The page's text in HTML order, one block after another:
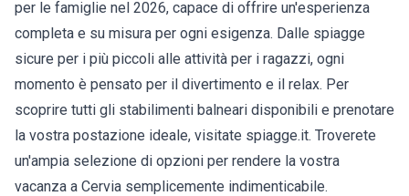
per le famiglie nel 2026, capace di offrire un'esperienza
completa e su misura per ogni esigenza. Dalle spiagge
sicure per i più piccoli alle attività per i ragazzi, ogni
momento è pensato per il divertimento e il relax. Per
scoprire tutti gli stabilimenti balneari disponibili e prenotare
la vostra postazione ideale, visitate spiagge.it. Troverete
un'ampia selezione di opzioni per rendere la vostra
vacanza a Cervia semplicemente indimenticabile.